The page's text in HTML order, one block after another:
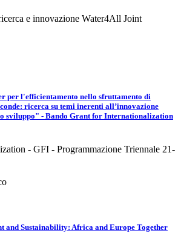
e innovazione Water4All Joint
per l'efficientamento nello sfruttamento di
ricerca su temi inerenti all’innovazione
sviluppo" - Bando Grant for Internationalization
- GFI - Programmazione Triennale 21-
and Sustainability: Africa and Europe Together